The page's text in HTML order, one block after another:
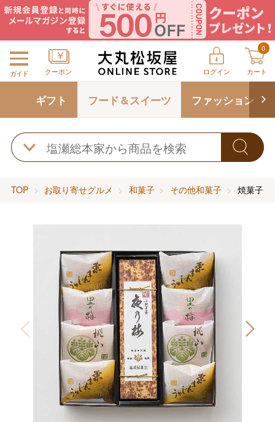
ガイド クーポン ログイン
0
カート
ギフト フード＆スイーツ ファッション
TOP お取り寄せグルメ 和菓子 その他和菓子 焼菓子・